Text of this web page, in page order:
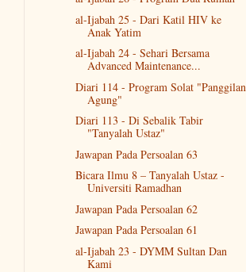
al-Ijabah 25 - Dari Katil HIV ke
Anak Yatim
al-Ijabah 24 - Sehari Bersama
Advanced Maintenance...
Diari 114 - Program Solat "Panggilan
Agung"
Diari 113 - Di Sebalik Tabir
"Tanyalah Ustaz"
Jawapan Pada Persoalan 63
Bicara Ilmu 8 – Tanyalah Ustaz -
Universiti Ramadhan
Jawapan Pada Persoalan 62
Jawapan Pada Persoalan 61
al-Ijabah 23 - DYMM Sultan Dan
Kami